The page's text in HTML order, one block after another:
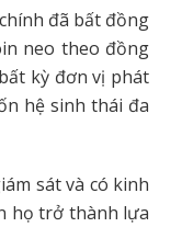
đã bất đồng
neo theo đồng
kỳ đơn vị phát
hệ sinh thái đa
sát và có kinh
họ trở thành lựa